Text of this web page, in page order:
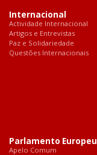
Internacional
Actividade Internacional
Artigos e Entrevistas
Paz e Solidariedade
Questões Internacionais
Parlamento Europeu
Apelo Comum